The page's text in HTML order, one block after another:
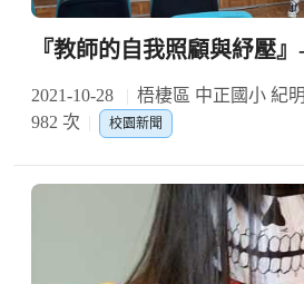
『教師的自我照顧與紓壓
2021-10-28 梧棲區 中正國小 紀
982 次
校園新聞